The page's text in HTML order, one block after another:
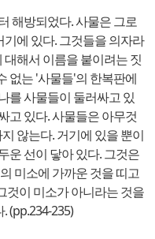
해방되었다. 사물은 그로
에 있다. 그것들을 의자라
해서 이름을 붙이려는 짓
없는 '사물들'의 한복판에
를 사물들이 둘러싸고 있
고 있다. 사물들은 아무것
않는다. 거기에 있을 뿐이
운 선이 닿아 있다. 그것은
미소에 가까운 것을 띠고
것이 미소가 아니라는 것을
(pp.234-235)